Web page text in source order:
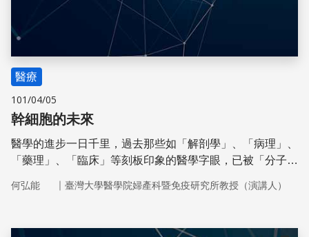
醫療
101/04/05
幹細胞的未來
醫學的進步一日千里，過去那些如「解剖學」、「病理」、
「藥理」、「臨床」等刻板印象的醫學字眼，已被「分子醫
鍵字。現今的疾病臨床診斷及治療已和傳統概念大相逕庭，
程、遺傳工程等其他領域，形成了一種新範疇。
何弘能 ｜ 臺灣大學醫學院婦產科暨免疫研究所教授（演講人）